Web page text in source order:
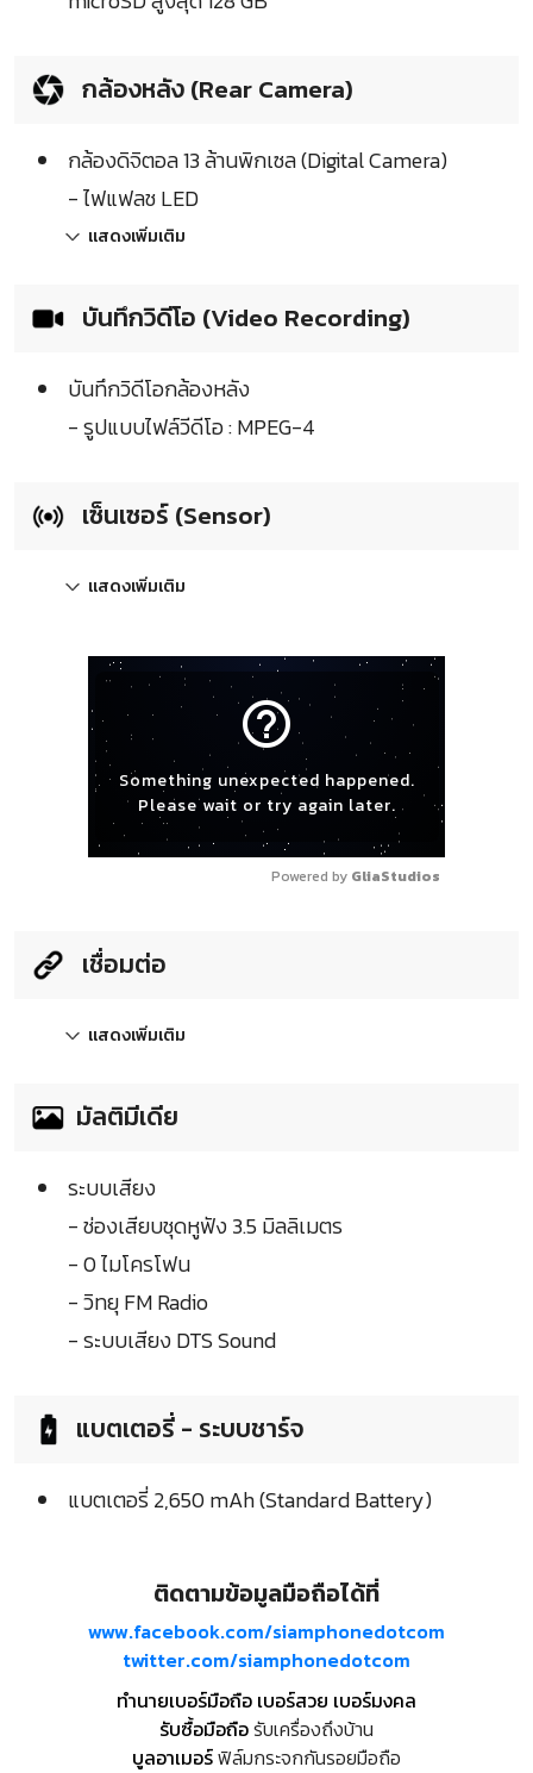
กล้องหลัง (Rear Camera)
กล้องดิจิตอล 13 ล้านพิกเซล (Digital Camera)
- ไฟแฟลช LED
แสดงเพิ่มเติม
บันทึกวิดีโอ (Video Recording)
บันทึกวิดีโอกล้องหลัง
- รูปแบบไฟล์วีดีโอ : MPEG-4
เซ็นเซอร์ (Sensor)
แสดงเพิ่มเติม
help_outline
Something unexpected happened.
Please wait or try again later.
Powered by GliaStudios
เชื่อมต่อ
แสดงเพิ่มเติม
มัลติมีเดีย
ระบบเสียง
- ช่องเสียบชุดหูฟัง 3.5 มิลลิเมตร
- 0 ไมโครโฟน
- วิทยุ FM Radio
- ระบบเสียง DTS Sound
แบตเตอรี่ - ระบบชาร์จ
แบตเตอรี่ 2,650 mAh (Standard Battery)
ติดตามข้อมูลมือถือได้ที่
www.facebook.com/siamphonedotcom
twitter.com/siamphonedotcom
ทำนายเบอร์มือถือ เบอร์สวย เบอร์มงคล
รับซื้อมือถือรับเครื่องถึงบ้าน
บูลอาเมอร์ฟิล์มกระจกกันรอยมือถือ